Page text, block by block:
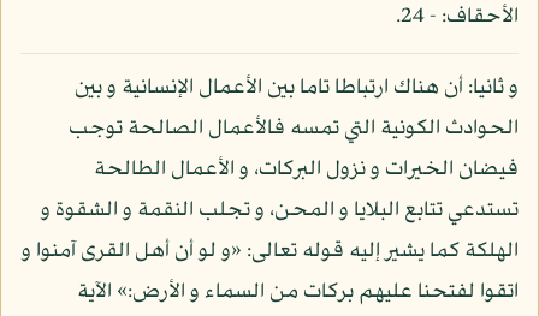
الأحقاف: - 24.
و ثانيا: أن هناك ارتباطا تاما بين الأعمال الإنسانية و بين
الحوادث الكونية التي تمسه فالأعمال الصالحة توجب
فيضان الخيرات و نزول البركات، و الأعمال الطالحة
تستدعي تتابع البلايا و المحن، و تجلب النقمة و الشقوة و
الهلكة كما يشير إليه قوله تعالى: «و لو أن أهل القرى آمنوا و
اتقوا لفتحنا عليهم بركات من السماء و الأرض:» الآية